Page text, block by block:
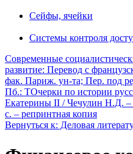
Сейфы, ячейки
Системы контроля
Современные
развитие: Перевод с
фак. Париж. ун-та; Пер. под
Пб.: ТОчерки по истории
Екатерины II / Чечулин Н.Д.
с. – репринтная копия
Вернуться к: Деловая